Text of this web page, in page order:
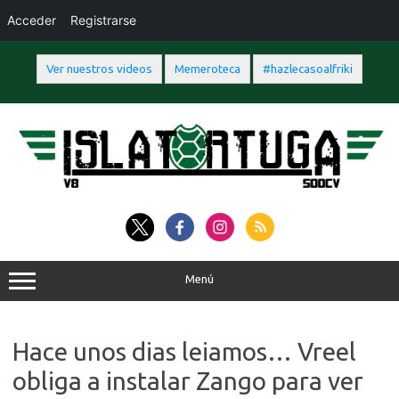
Ver nuestros videos Memeroteca #hazlecasoalfriki
contenido
Menú
Hace unos dias leiamos… Vreel
obliga a instalar Zango para ver
Acceder Registrarse